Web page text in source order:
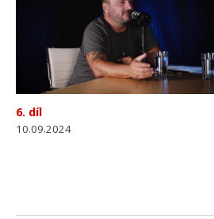
6. díl
10.09.2024